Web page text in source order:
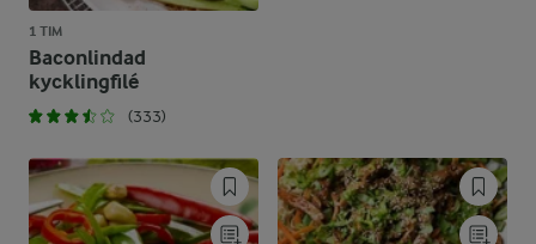
1 TIM
Baconlindad
kycklingfilé
(333)